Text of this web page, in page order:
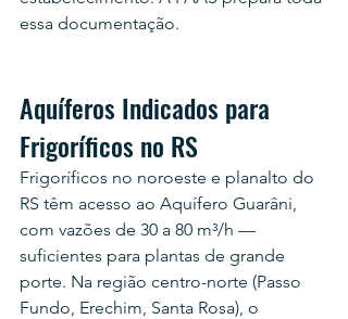
essa documentação.
Aquíferos Indicados para
Frigoríficos no RS
Frigoríficos no noroeste e planalto do
RS têm acesso ao Aquífero Guarâni,
com vazões de 30 a 80 m³/h —
suficientes para plantas de grande
porte. Na região centro-norte (Passo
Fundo, Erechim, Santa Rosa), o